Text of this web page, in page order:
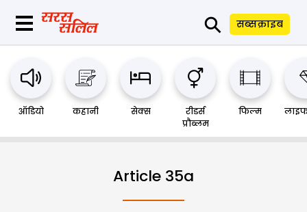
⚲ सब्सक्राइब
ऑडियो कहानी सेक्स
रीडर्स
प्रौब्लम
फिल्म
Article 35a